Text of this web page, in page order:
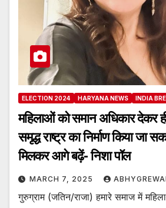
ELECTION 2024 HARYANA NEWS INDIA
महिलाओं को समान अधिकार देकर
समृद्ध राष्ट्र का निर्माण किया जा
मिलकर आगे बढ़ें- निशा पॉल
MARCH 7, 2025
गुरुग्राम (जतिन/राजा) हमारे समाज में